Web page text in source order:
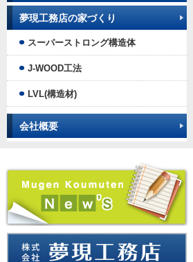
夢現工務店の家づくり
スーパーストロング構造体
J-WOOD工法
LVL(構造材)
会社概要